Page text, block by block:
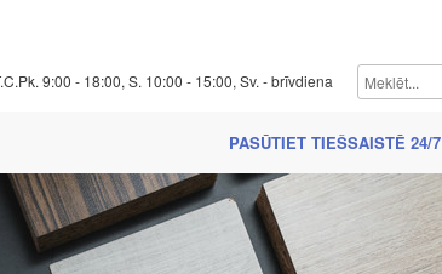
9:00 - 18:00, S. 10:00 - 15:00, Sv. - brīvdiena
PASŪTIET TIEŠSAISTĒ 24/7